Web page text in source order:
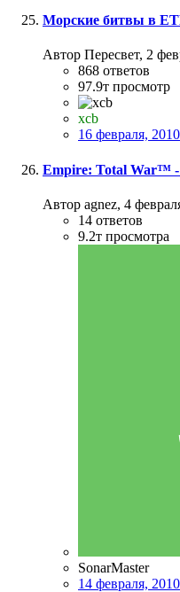
Морские битвы в
Автор Пересвeт, 2
868 ответов
97.9т просмотр
xcb
16 февраля, 2010
Empire: Total War™ -
Автор agnez, 4
14 ответов
9.2т просмотра
SonarMaster
14 февраля, 2010